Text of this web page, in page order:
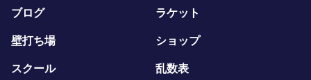
ブログ ラケット
壁打ち場 ショップ
スクール 乱数表